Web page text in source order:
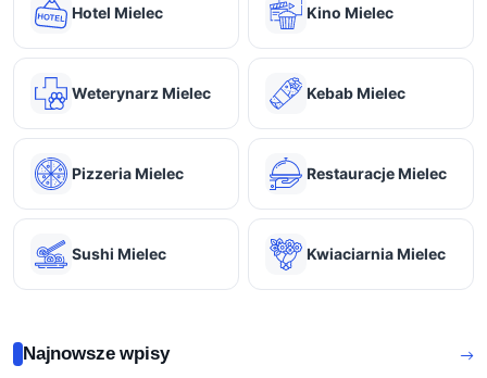
Hotel Mielec Kino Mielec
Weterynarz Mielec Kebab Mielec
Pizzeria Mielec Restauracje Mielec
Sushi Mielec Kwiaciarnia Mielec
Najnowsze wpisy